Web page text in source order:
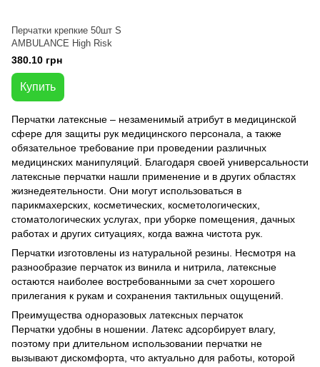
Перчатки крепкие 50шт S
AMBULANCE High Risk
380.10 грн
Купить
Перчатки латексные – незаменимый атрибут в медицинской
сфере для защиты рук медицинского персонала, а также
обязательное требование при проведении различных
медицинских манипуляций. Благодаря своей универсальности
латексные перчатки нашли применение и в других областях
жизнедеятельности. Они могут использоваться в
парикмахерских, косметических, косметологических,
стоматологических услугах, при уборке помещения, дачных
работах и других ситуациях, когда важна чистота рук.
Перчатки изготовлены из натуральной резины. Несмотря на
разнообразие перчаток из винила и нитрила, латексные
остаются наиболее востребованными за счет хорошего
прилегания к рукам и сохранения тактильных ощущений.
Преимущества одноразовых латексных перчаток
Перчатки удобны в ношении. Латекс адсорбирует влагу,
поэтому при длительном использовании перчатки не
вызывают дискомфорта, что актуально для работы, которой